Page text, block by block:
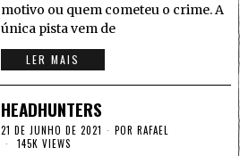
motivo ou quem cometeu o crime. A
única pista vem de
LER MAIS
HEADHUNTERS
21 DE JUNHO DE 2021 PORRAFAEL
145K VIEWS